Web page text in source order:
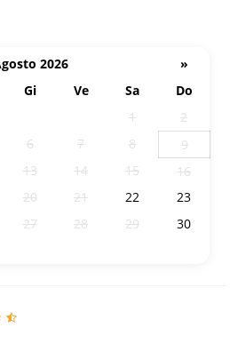
2026
»
Gi Ve Sa
Do
1
2
6 7 8
9
13 14 15
16
20 21 22
23
27 28 29
30